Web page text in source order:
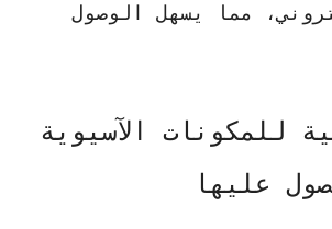
مما يسهل الوصول
للمكونات الآسيوية
عليها